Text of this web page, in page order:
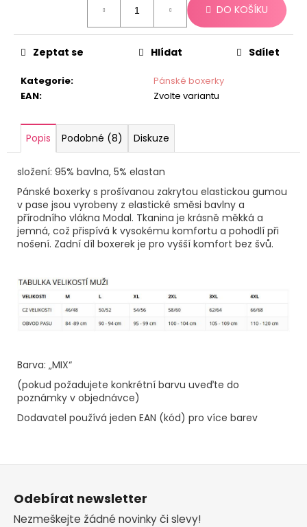
DO KOŠÍKU
Kategorie:
Pánské boxerky
EAN: Zvolte variantu
Zeptat se Hlídat Sdílet
Popis Podobné (8) Diskuze
složení: 95% bavlna, 5% elastan
Pánské boxerky s prošívanou zakrytou elastickou gumou
v pase jsou vyrobeny z elastické směsi bavlny a
přírodního vlákna Modal. Tkanina je krásně měkká a
jemná, což přispívá k vysokému komfortu a pohodlí při
nošení. Zadní díl boxerek je pro vyšší komfort bez švů.
Barva: „MIX“
(pokud požadujete konkrétní barvu uveďte do
poznámky v objednávce)
Dodavatel používá jeden EAN (kód) pro více barev
Z
Odebírat newsletter
Nezmeškejte žádné novinky či slevy!